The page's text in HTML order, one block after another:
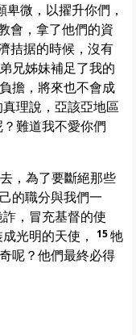
微，以擢升你們，
會，拿了他們的資
拮据的時候，沒有
兄姊妹補足了我的
擔，將來也不會成
理說，亞該亞地區
難道我不愛你們
，為了要斷絕那些
的職分與我們一
，冒充基督的使
光明的天使， 15牠
呢？他們最終必得